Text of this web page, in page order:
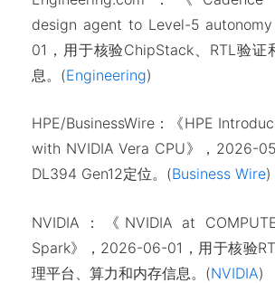
design agent to Level-5
01，用于核验ChipStack、RTL验证
息。(Engineering)
HPE/BusinessWire：《HPE
with NVIDIA Vera CPU》，2026-
DL394 Gen12定位。(Business Wire)
NVIDIA：《NVIDIA at
Spark》，2026-06-01，用于核验
理平台、算力和内存信息。(NVIDIA)